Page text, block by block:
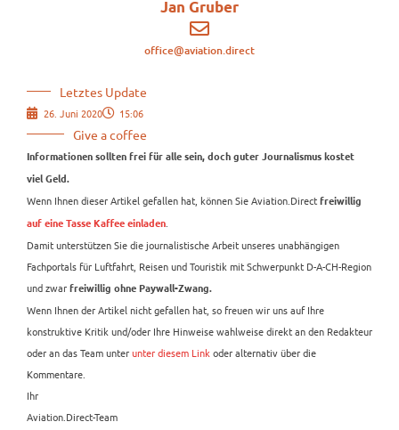
Jan Gruber
office@aviation.direct
Letztes Update
26. Juni 2020 15:06
Give a coffee
Informationen sollten frei für alle sein, doch guter Journalismus kostet
viel Geld.
Wenn Ihnen dieser Artikel gefallen hat, können Sie Aviation.Direct freiwillig
auf eine Tasse Kaffee einladen
Damit unterstützen Sie die journalistische Arbeit unseres unabhängigen
Fachportals für Luftfahrt, Reisen und Touristik mit Schwerpunkt D-A-CH-Region
und zwar freiwillig ohne Paywall-Zwang.
Wenn Ihnen der Artikel nicht gefallen hat, so freuen wir uns auf Ihre
konstruktive Kritik und/oder Ihre Hinweise wahlweise direkt an den Redakteur
oder an das Team unterunter diesem Link oder alternativ über die
Kommentare.
Ihr
Aviation.Direct-Team